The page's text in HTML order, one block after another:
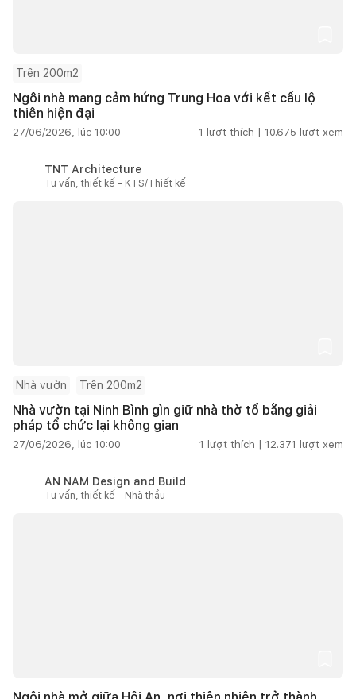
Trên 200m2
Ngôi nhà mang cảm hứng Trung Hoa với kết cấu lộ
thiên hiện đại
27/06/2026, lúc 10:00 1 lượt thích | 10.675 lượt xem
TNT Architecture
Tư vấn, thiết kế - KTS/Thiết kế
Nhà vườn Trên 200m2
Nhà vườn tại Ninh Bình gìn giữ nhà thờ tổ bằng giải
pháp tổ chức lại không gian
27/06/2026, lúc 10:00 1 lượt thích | 12.371 lượt xem
AN NAM Design and Build
Tư vấn, thiết kế - Nhà thầu